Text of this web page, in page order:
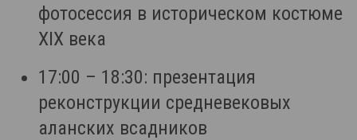
фотосессия в историческом костюме
XIX века
17:00 – 18:30: презентация
реконструкции средневековых
аланских всадников